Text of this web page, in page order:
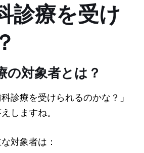
診療を受け
の対象者とは？
診療を受けられるのかな？」
しますね。
対象者は：